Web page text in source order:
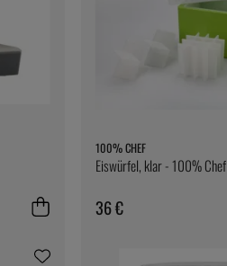
100% CHEF
Eiswürfel, klar - 100% Chef
36 €